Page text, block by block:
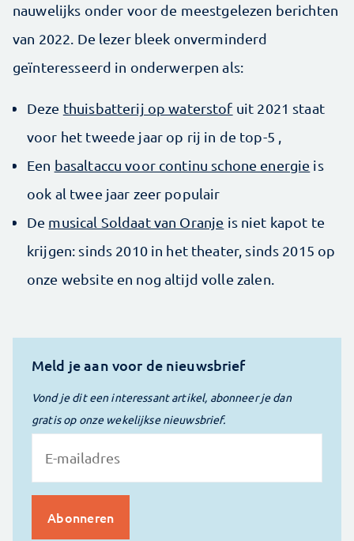
nauwelijks onder voor de meestgelezen berichten
van 2022. De lezer bleek onverminderd
geïnteresseerd in onderwerpen als:
Deze thuisbatterij op waterstof uit 2021 staat
voor het tweede jaar op rij in de top-5 ,
Een basaltaccu voor continu schone energie is
ook al twee jaar zeer populair
De musical Soldaat van Oranje is niet kapot te
krijgen: sinds 2010 in het theater, sinds 2015 op
onze website en nog altijd volle zalen.
Meld je aan voor de nieuwsbrief
Vond je dit een interessant artikel, abonneer je dan
gratis op onze wekelijkse nieuwsbrief.